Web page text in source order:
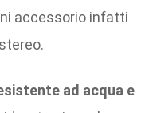
accessorio infatti
ad acqua e